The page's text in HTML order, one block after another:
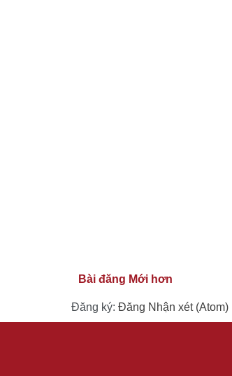
Bài đăng Mới hơn
Đăng ký: Đăng Nhận xét (Atom)